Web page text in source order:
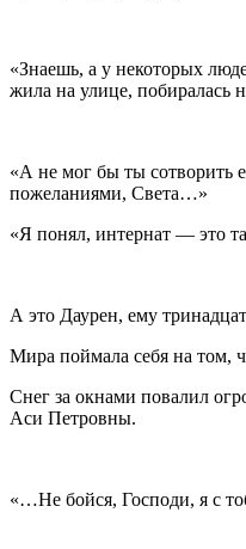
«Знаешь, а у некоторых
жила на улице, побиралась
«А не мог бы ты сотворить
пожеланиями, Света…»
«Я понял, интернат — это
А это Даурен, ему
Мира поймала себя на том,
Снег за окнами повалил
Аси Петровны.
«…Не бойся, Господи, я с